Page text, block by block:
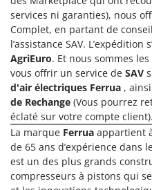
Fraises à neige
Fraises rotatives pour
Friteuses sans huile
G
Générateurs d'air
Godets à terre
Groupes électrogènes
Gyrobroyeurs à lame
H
Di Martino
Diavola Pro
Diesse
Docma
Dominion
Dreame
E
EcoFlow
Edilmark
services ni garanties), nous
Complet, en partant de
l’assistance SAV. L’expédition
AgriEuro. Et nous sommes
vous offrir un service de SAV
d'air électriques Ferrua ,
de Rechange (Vous pourrez
éclaté sur votre compte client).
La marque Ferrua appartient
de 65 ans d’expérience dans
est un des plus grands
compresseurs à pistons qui